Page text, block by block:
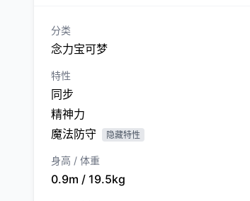
分类
念力宝可梦
特性
同步
精神力
魔法防守
隐藏特性
身高 / 体重
0.9m / 19.5kg